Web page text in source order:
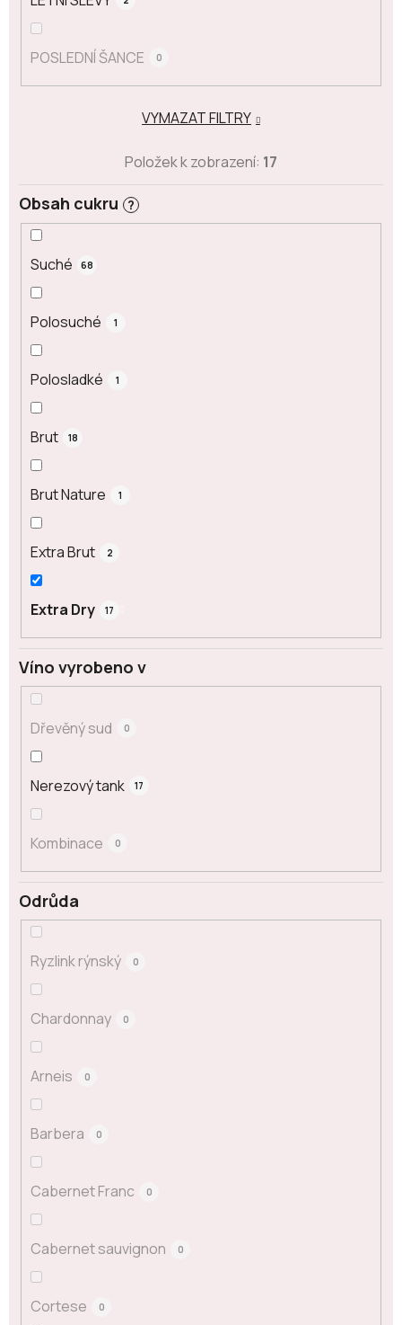
POSLEDNÍ ŠANCE 0
Odrůda
Ryzlink rýnský 0
Chardonnay 0
Arneis 0
Barbera 0
Cabernet Franc 0
Cabernet sauvignon 0
Cortese 0
Obsah cukru ?
Suché 68
Polosuché 1
Polosladké 1
Brut 18
Brut Nature 1
Extra Brut 2
Extra Dry 17
Víno vyrobeno v
Dřevěný sud 0
Nerezový tank 17
Kombinace 0
VYMAZAT FILTRY
Položek k zobrazení: 17